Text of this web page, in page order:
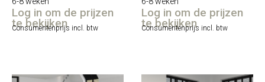
Log in om de prijzen
te bekijken
Consumentenprijs incl. btw
Log in om de prijzen
te bekijken
Consumentenprijs incl. btw